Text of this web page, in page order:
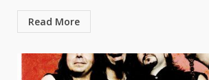
Read More